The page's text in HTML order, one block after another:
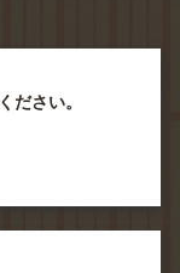
ださい。